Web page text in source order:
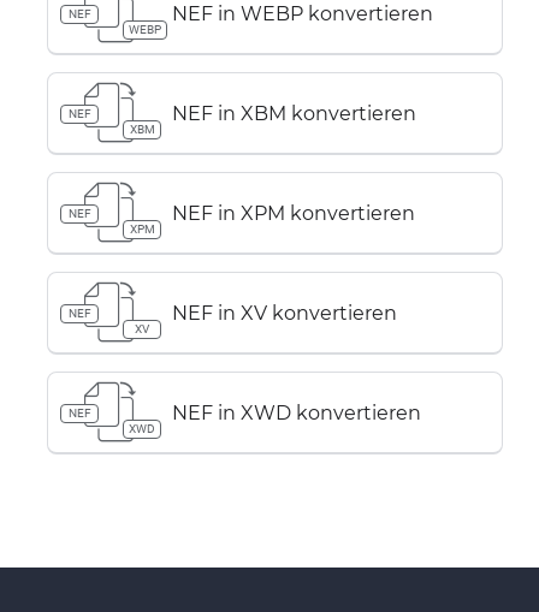
NEF
WEBP
NEF in WEBP konvertieren
NEF
XBM
NEF in XBM konvertieren
NEF
XPM
NEF in XPM konvertieren
NEF
XV
NEF in XV konvertieren
NEF
XWD
NEF in XWD konvertieren